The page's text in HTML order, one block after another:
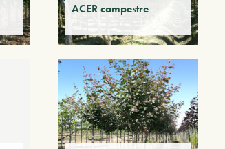
ACER campestre